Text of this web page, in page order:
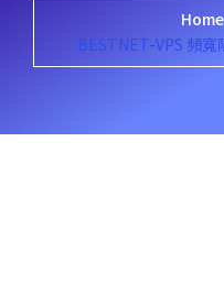
Home
BESTNET-VPS 頻